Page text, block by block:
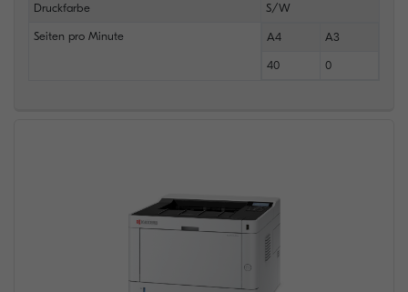
Druckfarbe S/W
Seiten pro Minute A4 A3
40 0